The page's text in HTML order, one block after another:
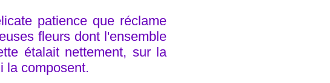
patience que réclame
fleurs dont l'ensemble
étalait nettement, sur la
la composent.